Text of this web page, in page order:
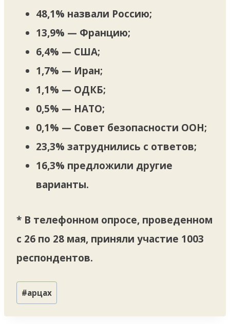
48,1% назвали Россию;
13,9% — Францию;
6,4% — США;
1,7% — Иран;
1,1% — ОДКБ;
0,5% — НАТО;
0,1% — Совет безопасности ООН;
23,3% затруднились с ответов;
16,3% предложили другие
варианты.
* В телефонном опросе, проведенном
с 26 по 28 мая, приняли участие 1003
респондентов.
Метки
записи:
#арцах